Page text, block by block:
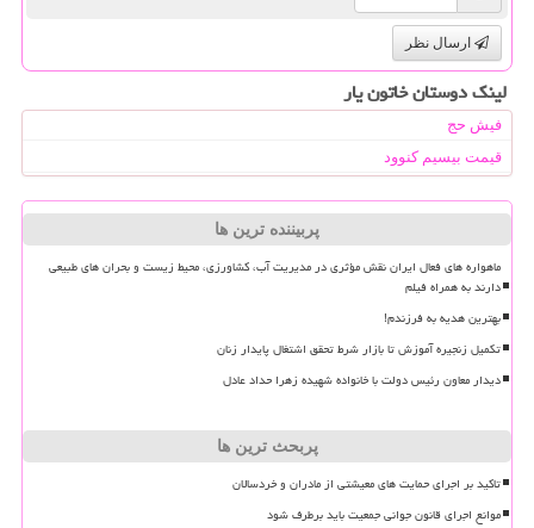
ارسال نظر
لینک دوستان خاتون یار
فیش حج
قیمت بیسیم کنوود
پربیننده ترین ها
ماهواره های فعال ایران نقش مؤثری در مدیریت آب، کشاورزی، محیط زیست و بحران های طبیعی
دارند به همراه فیلم
بهترین هدیه به فرزندم!
تکمیل زنجیره آموزش تا بازار شرط تحقق اشتغال پایدار زنان
دیدار معاون رئیس دولت با خانواده شهیده زهرا حداد عادل
پربحث ترین ها
تاکید بر اجرای حمایت های معیشتی از مادران و خردسالان
موانع اجرای قانون جوانی جمعیت باید برطرف شود